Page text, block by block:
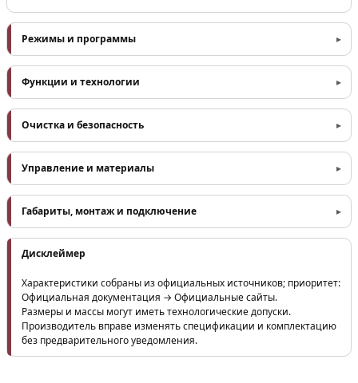
Режимы и программы
Функции и технологии
Очистка и безопасность
Управление и материалы
Габариты, монтаж и подключение
Дисклеймер
Характеристики собраны из официальных источников; приоритет:
Официальная документация → Официальные сайты.
Размеры и массы могут иметь технологические допуски.
Производитель вправе изменять спецификации и комплектацию
без предварительного уведомления.